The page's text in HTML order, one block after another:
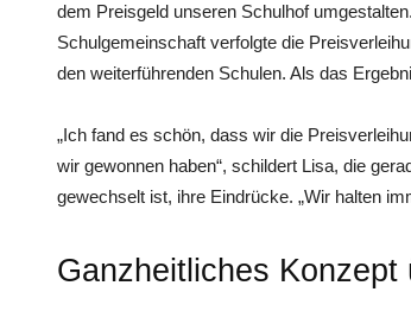
dem Preisgeld unseren Schulhof
Schulgemeinschaft verfolgte die
den weiterführenden Schulen. Als das
„Ich fand es schön, dass wir die
wir gewonnen haben“, schildert Lisa, die
gewechselt ist, ihre Eindrücke. „Wir halten
Ganzheitliches Konzept